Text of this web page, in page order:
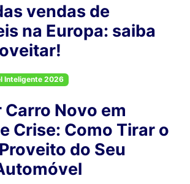
vendas de
na Europa: saiba
Inteligente 2026
Novo em
Crise: Como Tirar o
do Seu